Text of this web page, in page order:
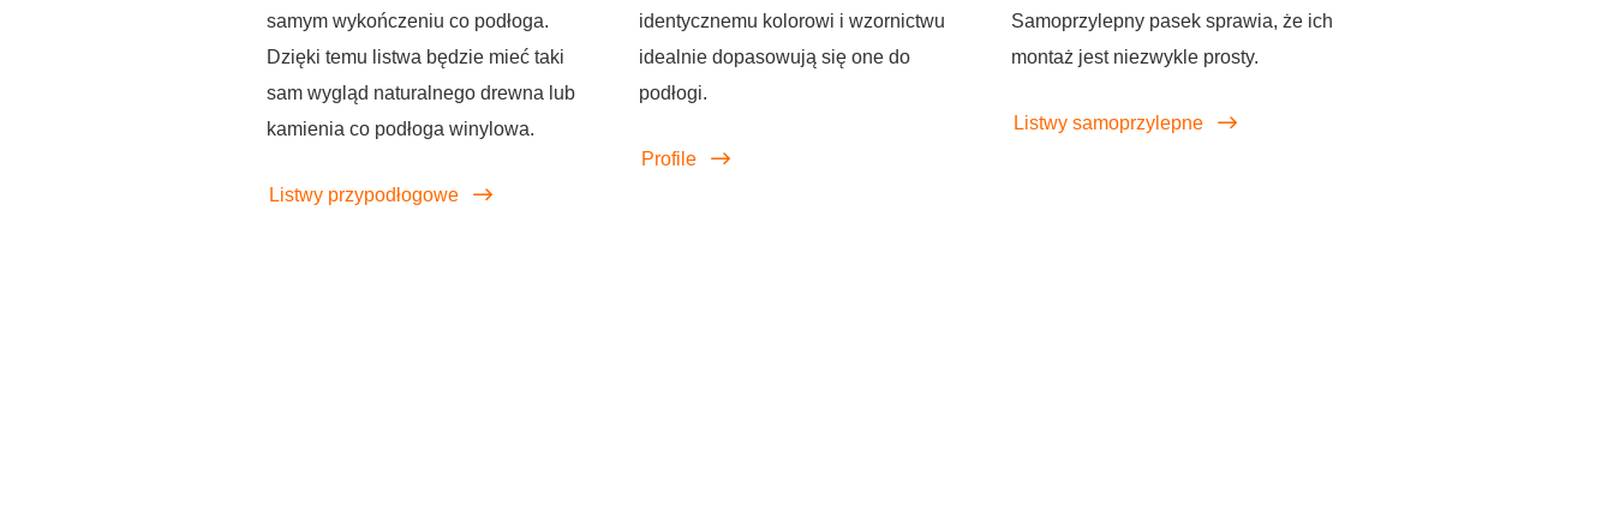
samym wykończeniu co podłoga.
Dzięki temu listwa będzie mieć taki
sam wygląd naturalnego drewna lub
kamienia co podłoga winylowa.
Listwy przypodłogowe
identycznemu kolorowi i wzornictwu
idealnie dopasowują się one do
podłogi.
Profile
Samoprzylepny pasek sprawia, że ich
montaż jest niezwykle prosty.
Listwy samoprzylepne